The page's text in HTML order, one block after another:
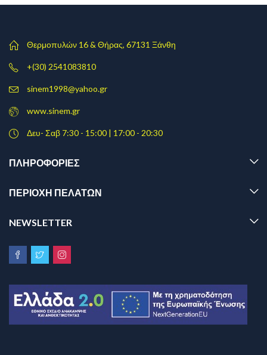
Θερμοπυλών 16 & Θήρας, 67131 Ξάνθη
+(30) 2541083810
sinem1998@yahoo.gr
www.sinem.gr
Δευ- Σαβ 7:30 - 15:00 | 17:00 - 20:30
ΠΛΗΡΟΦΟΡΊΕΣ
ΠΕΡΙΟΧΗ ΠΕΛΑΤΩΝ
NEWSLETTER